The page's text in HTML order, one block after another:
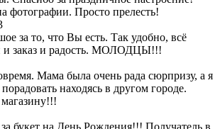
фотографии. Просто прелесть!
за то, что Вы есть. Так удобно, всё
и заказ и радость. МОЛОДЦЫ!!!
Мама была очень рада сюрпризу, а я
находясь в другом городе.
букет на День Рождения!!! Получатель в